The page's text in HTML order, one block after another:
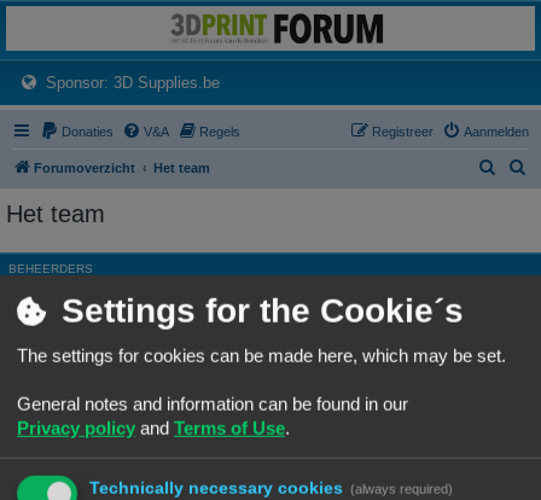
Het 3D print forum van de Benelux na de sluiting van 3dprintforum.nl
Sponsor: 3D Supplies.be(Opens a new tab)
Donaties V&A Regels Aanmelden
Registreer
Forumoverzicht Het team
k
k
Het team
BEHEERDERS
Rang, Gebruikersnaam Site Admin Ch3vr0n
Moderator
Alle forums
ALGEMENE MODERATORS
Geen leden gevonden met deze zoekcriteria.
Settings for the Cookie´s
The settings for cookies can be made here, which may be set.
General notes and information can be found in our
Privacy policy and Terms of Use.
Technically necessary cookies (always required)